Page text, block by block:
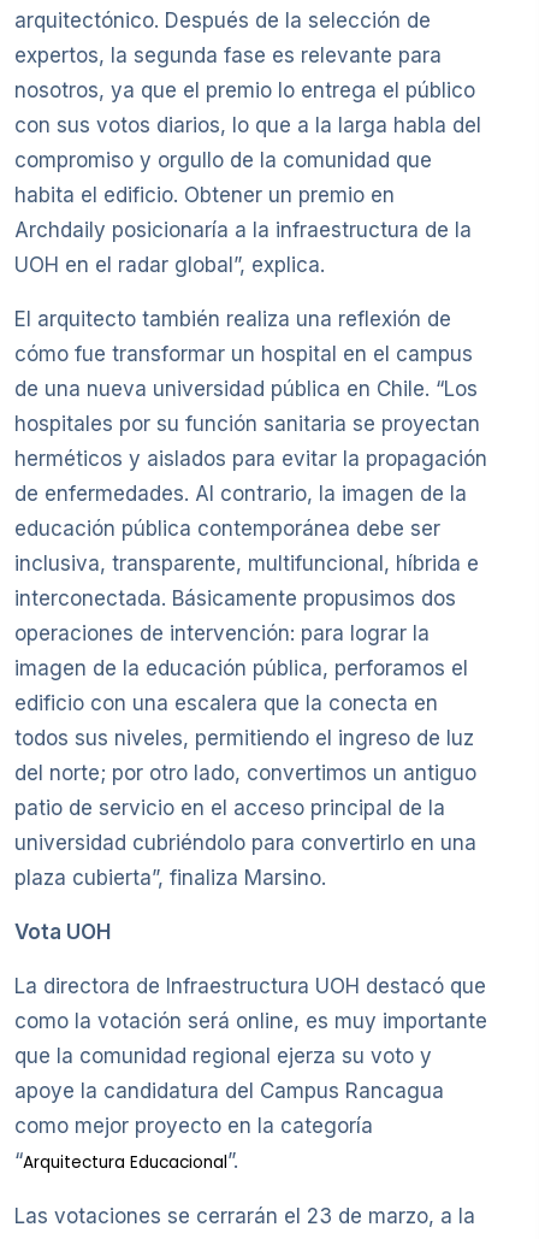
arquitectónico. Después de la selección de
expertos, la segunda fase es relevante para
nosotros, ya que el premio lo entrega el público
con sus votos diarios, lo que a la larga habla del
compromiso y orgullo de la comunidad que
habita el edificio. Obtener un premio en
Archdaily posicionaría a la infraestructura de la
UOH en el radar global”, explica.
El arquitecto también realiza una reflexión de
cómo fue transformar un hospital en el campus
de una nueva universidad pública en Chile. “Los
hospitales por su función sanitaria se proyectan
herméticos y aislados para evitar la propagación
de enfermedades. Al contrario, la imagen de la
educación pública contemporánea debe ser
inclusiva, transparente, multifuncional, híbrida e
interconectada. Básicamente propusimos dos
operaciones de intervención: para lograr la
imagen de la educación pública, perforamos el
edificio con una escalera que la conecta en
todos sus niveles, permitiendo el ingreso de luz
del norte; por otro lado, convertimos un antiguo
patio de servicio en el acceso principal de la
universidad cubriéndolo para convertirlo en una
plaza cubierta”, finaliza Marsino.
Vota UOH
La directora de Infraestructura UOH destacó que
como la votación será online, es muy importante
que la comunidad regional ejerza su voto y
apoye la candidatura del Campus Rancagua
como mejor proyecto en la categoría
“Arquitectura Educacional”.
Las votaciones se cerrarán el 23 de marzo, a la